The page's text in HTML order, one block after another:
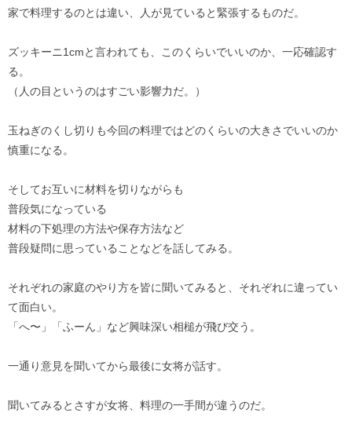
家で料理するのとは違い、人が見ていると緊張するものだ。
ズッキーニ1cmと言われても、このくらいでいいのか、一応確認す
る。
（人の目というのはすごい影響力だ。）
玉ねぎのくし切りも今回の料理ではどのくらいの大きさでいいのか
慎重になる。
そしてお互いに材料を切りながらも
普段気になっている
材料の下処理の方法や保存方法など
普段疑問に思っていることなどを話してみる。
それぞれの家庭のやり方を皆に聞いてみると、それぞれに違ってい
て面白い。
「へ〜」「ふーん」など興味深い相槌が飛び交う。
一通り意見を聞いてから最後に女将が話す。
聞いてみるとさすが女将、料理の一手間が違うのだ。